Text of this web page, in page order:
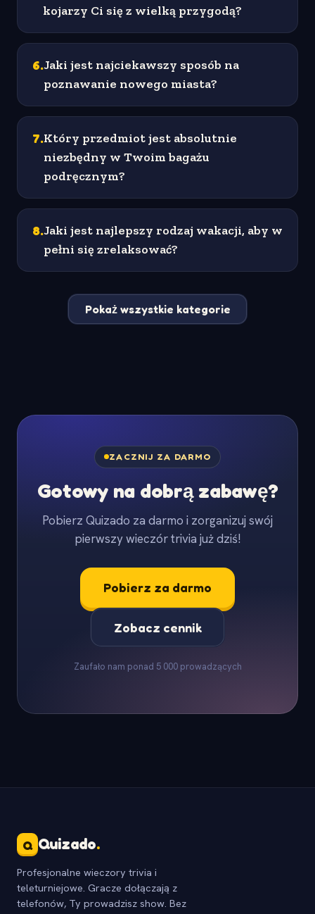
kojarzy Ci się z wielką przygodą?
6.Jaki jest najciekawszy sposób na
poznawanie nowego miasta?
7.Który przedmiot jest absolutnie
niezbędny w Twoim bagażu
podręcznym?
8.Jaki jest najlepszy rodzaj wakacji, aby w
pełni się zrelaksować?
Pokaż wszystkie kategorie
ZACZNIJ ZA DARMO
Gotowy na dobrą zabawę?
Pobierz Quizado za darmo i zorganizuj swój
pierwszy wieczór trivia już dziś!
Pobierz za darmo
Zobacz cennik
Zaufało nam ponad 5 000 prowadzących
Q Quizado.
Profesjonalne wieczory trivia i
teleturniejowe. Gracze dołączają z
telefonów, Ty prowadzisz show. Bez